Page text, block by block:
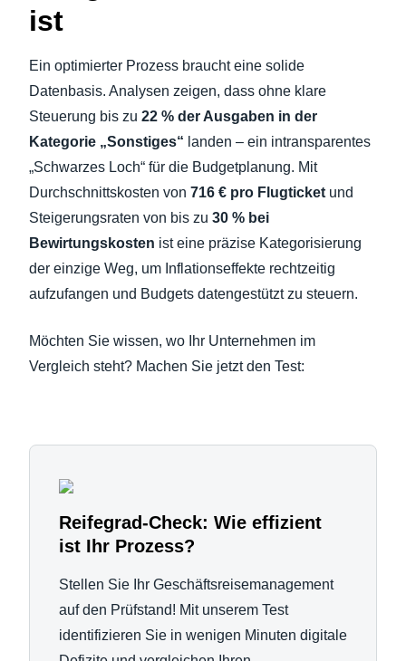
ist
Ein optimierter Prozess braucht eine solide
Datenbasis. Analysen zeigen, dass ohne klare
Steuerung bis zu 22 % der Ausgaben in der
Kategorie „Sonstiges“ landen – ein intransparentes
„Schwarzes Loch“ für die Budgetplanung. Mit
Durchschnittskosten von 716 € pro Flugticket und
Steigerungsraten von bis zu 30 % bei
Bewirtungskosten ist eine präzise Kategorisierung
der einzige Weg, um Inflationseffekte rechtzeitig
aufzufangen und Budgets datengestützt zu steuern.
Möchten Sie wissen, wo Ihr Unternehmen im
Vergleich steht? Machen Sie jetzt den Test:
Reifegrad-Check: Wie effizient
ist Ihr Prozess?
Stellen Sie Ihr Geschäftsreisemanagement
auf den Prüfstand! Mit unserem Test
identifizieren Sie in wenigen Minuten digitale